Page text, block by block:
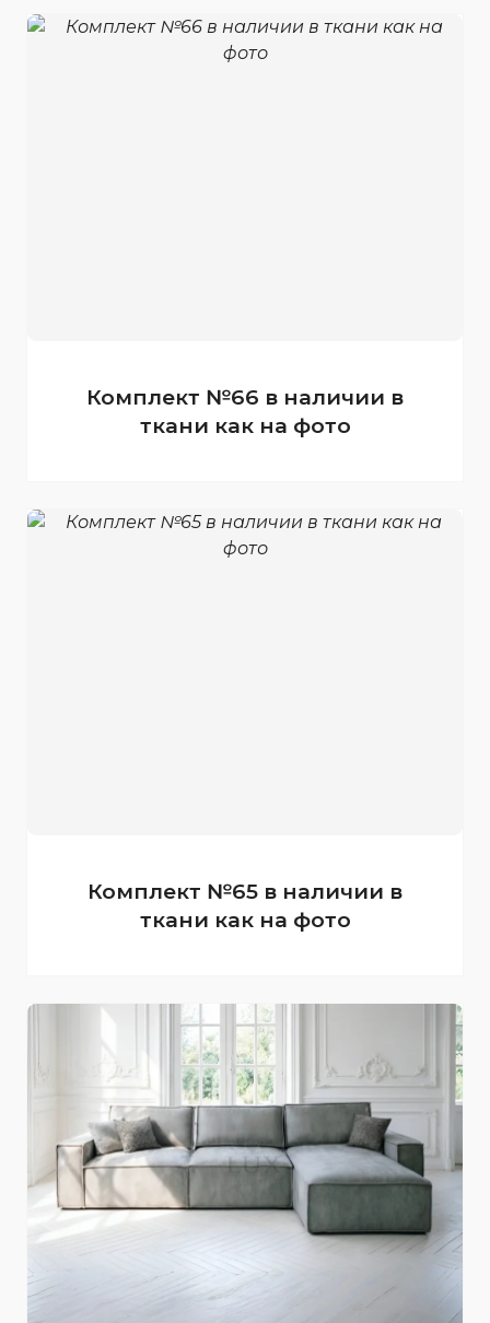
Комплект №66 в наличии в
ткани как на фото
Комплект №65 в наличии в
ткани как на фото